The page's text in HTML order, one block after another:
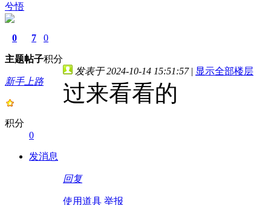
兮悟
0
主题
7
帖子
0
积分
新手上路
积分
0
发消息
发表于 2024-10-14 15:51:57 | 显示全部楼层
过来看看的
回复
使用道具 举报